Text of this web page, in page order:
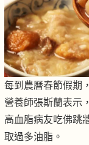
每到農曆春節假期
營養師張斯蘭表示
高血脂病友吃佛跳
取過多油脂。